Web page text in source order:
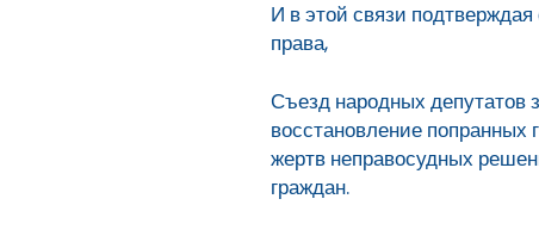
И в этой связи
права,
Съезд народных депутатов
восстановление попранных
жертв неправосудных
граждан.